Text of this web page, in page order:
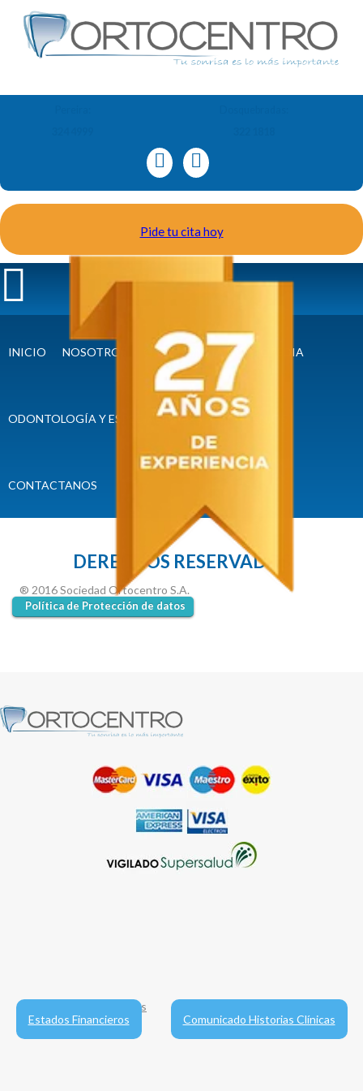
Pide tu cita hoy
INICIO NOSOTROS ORTODONCIA Y ORTOPEDIA
ODONTOLOGÍA Y ESPECIALIDADES CONVENIOS
CONTACTANOS
DERECHOS RESERVADOS
® 2016 Sociedad Ortocentro S.A.
Política de Protección de datos
Términos y condiciones
Estados Financieros
Comunicado Historias Clínicas